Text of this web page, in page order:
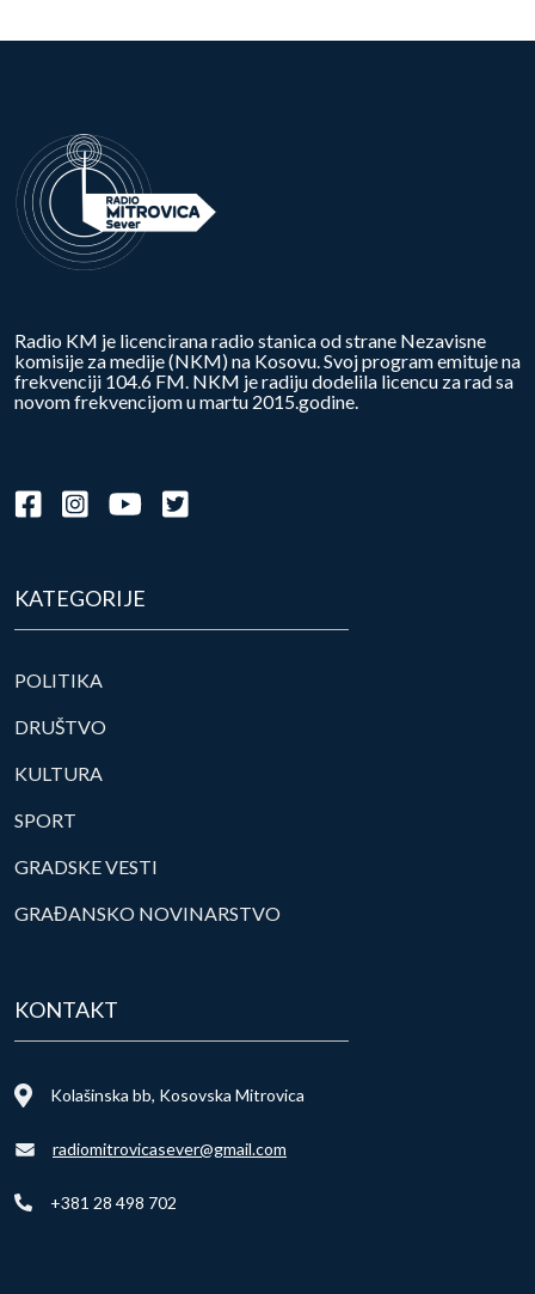
Radio KM je licencirana radio stanica od strane Nezavisne
komisije za medije (NKM) na Kosovu. Svoj program emituje na
frekvenciji 104.6 FM. NKM je radiju dodelila licencu za rad sa
novom frekvencijom u martu 2015.godine.
KATEGORIJE
POLITIKA
DRUŠTVO
KULTURA
SPORT
GRADSKE VESTI
GRAĐANSKO NOVINARSTVO
KONTAKT
Kolašinska bb, Kosovska Mitrovica
radiomitrovicasever@gmail.com
+381 28 498 702